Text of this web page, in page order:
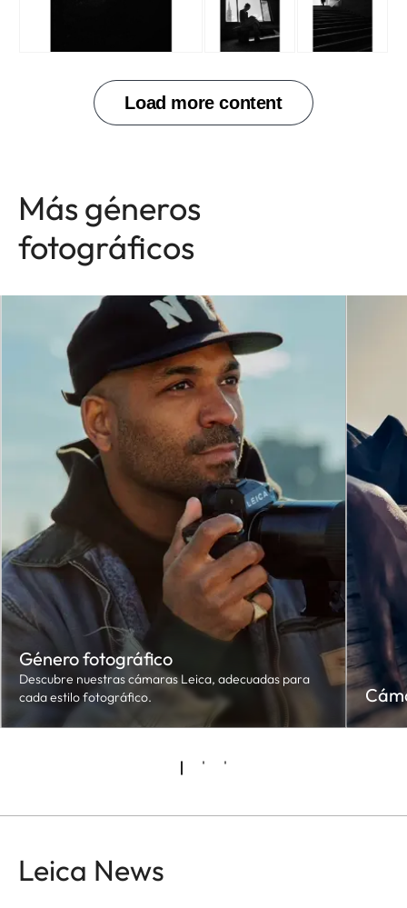
Más géneros
fotográficos
Género fotográfico
Descubre nuestras cámaras Leica, adecuadas para
cada estilo fotográfico.
Leica News